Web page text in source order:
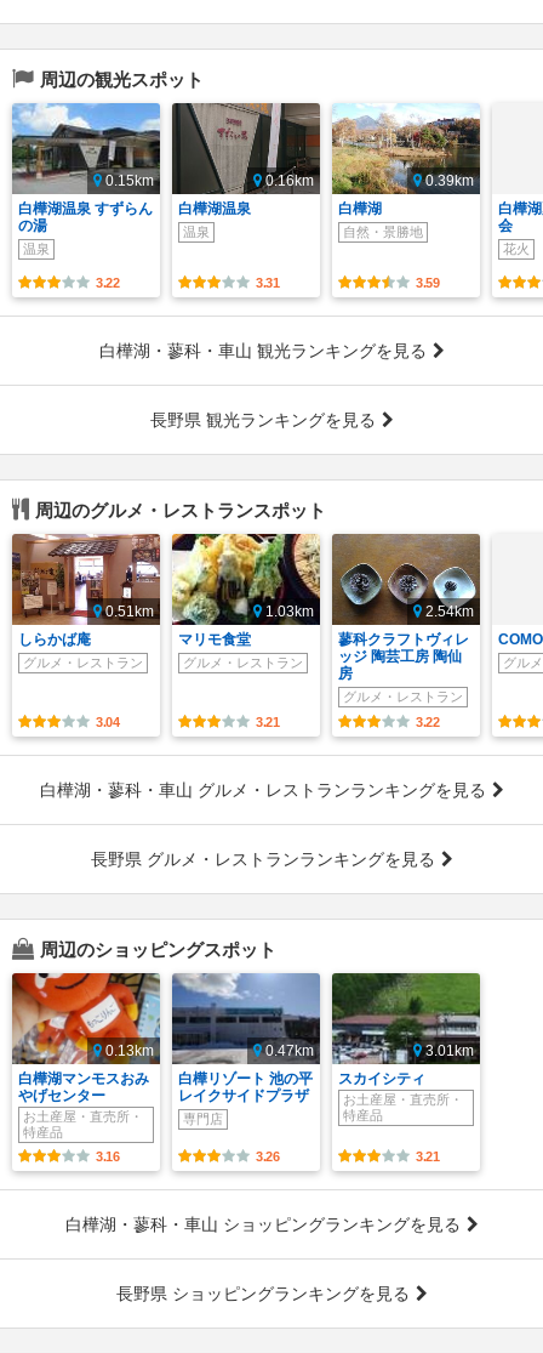
周辺の観光スポット
0.15km
白樺湖温泉 すずらん
の湯
温泉
3.22
0.16km
白樺湖温泉
温泉
3.31
0.39km
白樺湖
自然・景勝地
3.59
白樺
会
花火
白樺湖・蓼科・車山 観光ランキングを見る
長野県 観光ランキングを見る
周辺のグルメ・レストランスポット
0.51km
しらかば庵
グルメ・レストラン
3.04
1.03km
マリモ食堂
グルメ・レストラン
3.21
2.54km
蓼科クラフトヴィレ
ッジ 陶芸工房 陶仙
房
グルメ・レストラン
3.22
COMO
グル
白樺湖・蓼科・車山 グルメ・レストランランキングを見る
長野県 グルメ・レストランランキングを見る
周辺のショッピングスポット
0.13km
白樺湖マンモスおみ
やげセンター
お土産屋・直売所・
特産品
3.16
0.47km
白樺リゾート 池の平
レイクサイドプラザ
専門店
3.26
3.01km
スカイシティ
お土産屋・直売所・
特産品
3.21
白樺湖・蓼科・車山 ショッピングランキングを見る
長野県 ショッピングランキングを見る